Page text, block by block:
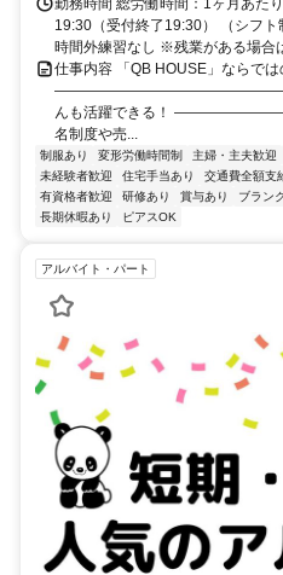
勤務時間 総労働時間：1ヶ月あた
19:30（受付終了19:30） （シフ
時間外練習なし ※残業がある場合
仕事内容 「QB HOUSE」ならでは
んも活躍できる！
名制度や売...
制服あり 変形労働時間制 主婦・主夫歓迎
未経験者歓迎
住宅手当あり 交通費全額支
有資格者歓迎
研修あり 賞与あり ブラン
長期休暇あり
ピアスOK
アルバイト・パート